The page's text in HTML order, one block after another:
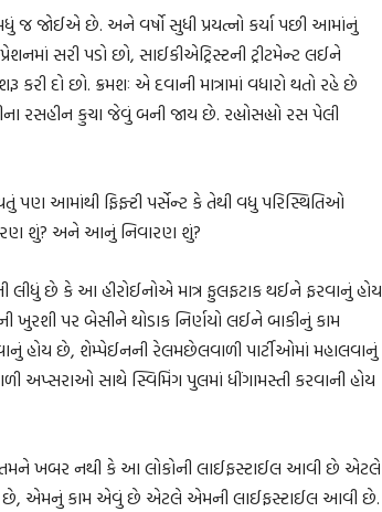
જોઈએ છે. અને વર્ષો સુધી પ્રયત્નો કર્યા પછી આમાંનું
સરી પડો છો, સાઈકીએટ્રિસ્ટની ટ્રીટમેન્ટ લઈને
દો છો. ક્રમશઃ એ દવાની માત્રામાં વધારો થતો રહે છે
કુચા જેવું બની જાય છે. રહ્યોસહ્યો રસ પેલી
આમાંથી ફિફ્ટી પર્સેન્ટ કે તેથી વધુ પરિસ્થિતિઓ
કારણ શું? અને આનું નિવારણ શું?
છે કે આ હીરોઈનોએ માત્ર ફુલફટાક થઈને ફરવાનું હોય
ખુરશી પર બેસીને થોડાક નિર્ણયો લઈને બાકીનું કામ
હોય છે, શેમ્પેઈનની રેલમછેલવાળી પાર્ટીઓમાં મહાલવાનું
અપ્સરાઓ સાથે સ્વિમિંગ પુલમાં ધીંગામસ્તી કરવાની હોય
ખબર નથી કે આ લોકોની લાઈફસ્ટાઈલ આવી છે એટલે
છે, એમનું કામ એવું છે એટલે એમની લાઈફસ્ટાઈલ આવી છે.